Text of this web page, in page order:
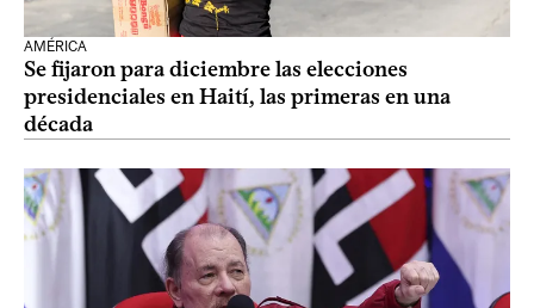
AMÉRICA
Se fijaron para diciembre las elecciones
presidenciales en Haití, las primeras en una
década